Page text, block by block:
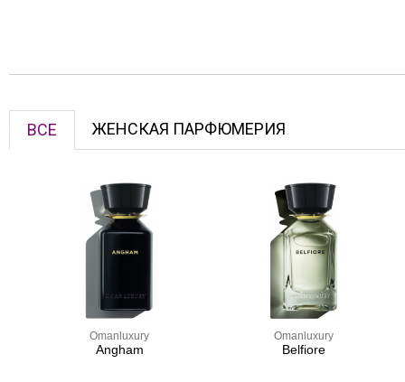
ВСЕ ЖЕНСКАЯ ПАРФЮМЕРИЯ
Omanluxury
Angham
Omanluxury
Belfiore